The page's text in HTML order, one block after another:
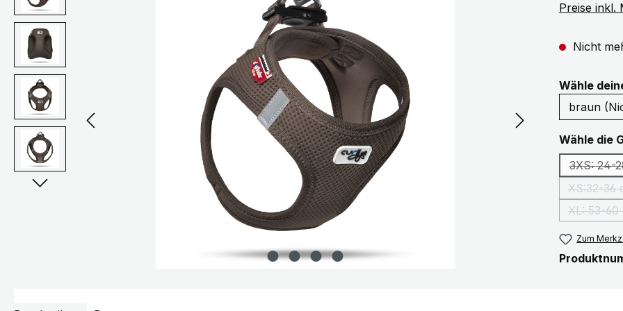
Preise inkl.
Nicht
Wähle
Wähle die
3XS: 24-
XS:32-36
XL: 53-
Zum